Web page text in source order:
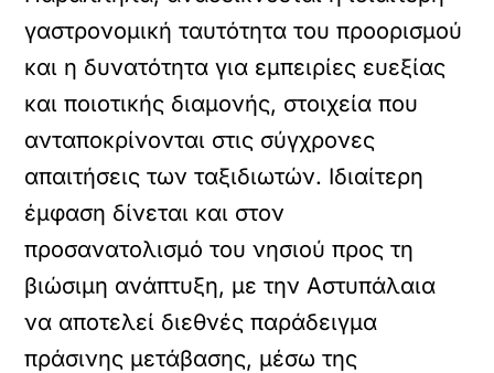
γαστρονομική ταυτότητα του προορισμού
και η δυνατότητα για εμπειρίες ευεξίας
και ποιοτικής διαμονής, στοιχεία που
ανταποκρίνονται στις σύγχρονες
απαιτήσεις των ταξιδιωτών. Ιδιαίτερη
έμφαση δίνεται και στον
προσανατολισμό του νησιού προς τη
βιώσιμη ανάπτυξη, με την Αστυπάλαια
να αποτελεί διεθνές παράδειγμα
πράσινης μετάβασης, μέσω της